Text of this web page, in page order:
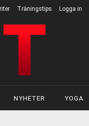
Träningstips Logga in
NYHETER YOGA